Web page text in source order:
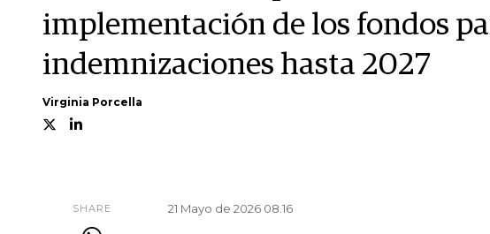
implementación de los fondos
indemnizaciones hasta 2027
Virginia Porcella
SHARE 21 Mayo de 2026 08.16